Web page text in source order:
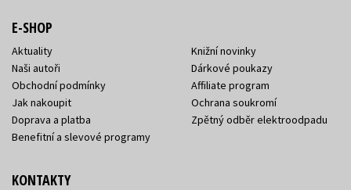
E-SHOP
Aktuality
Naši autoři
Obchodní podmínky
Jak nakoupit
Doprava a platba
Benefitní a slevové programy
Knižní novinky
Dárkové poukazy
Affiliate program
Ochrana soukromí
Zpětný odběr elektroodpadu
KONTAKTY